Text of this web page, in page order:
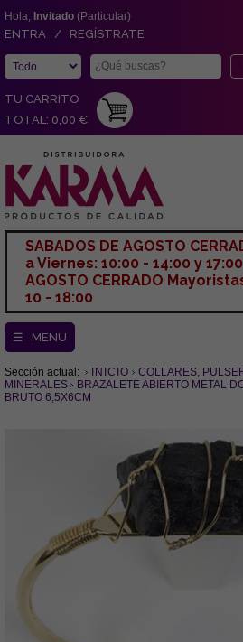
Hola, Invitado (Particular)
ENTRA / REGÍSTRATE
TU CARRITO
TOTAL: 0,00 €
SABADOS DE AGOSTO
a Viernes: 10:00 - 14:00 y
AGOSTO CERRADO
10 - 18:00
☰ MENU
Sección actual: INICIO
COLLARES,
MINERALES
BRAZALETE ABIERTO METAL
BRUTO 6,5X6CM